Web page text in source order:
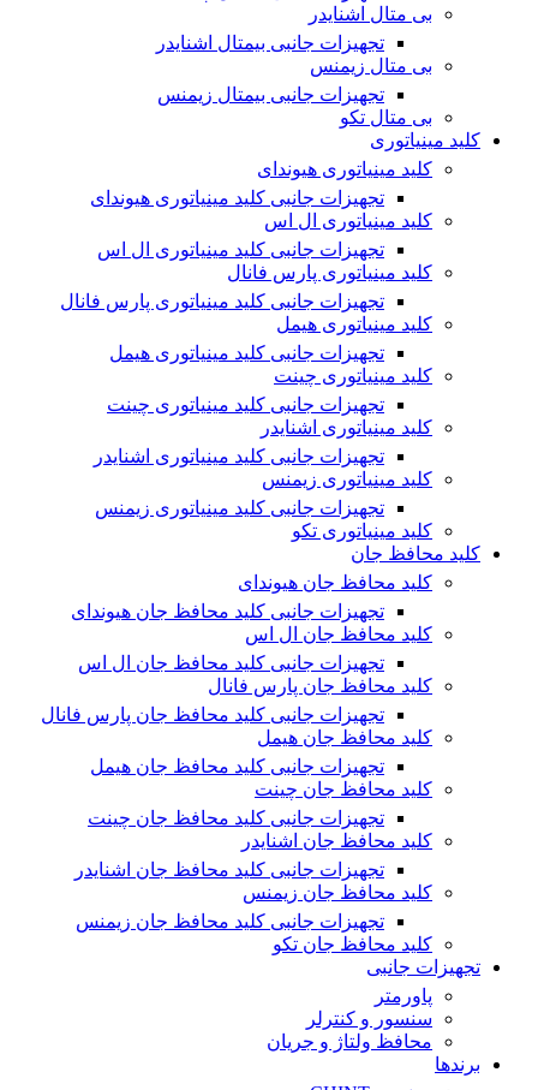
بی متال اشنایدر
تجهیزات جانبی بیمتال اشنایدر
بی متال زیمنس
تجهیزات جانبی بیمتال زیمنس
بی متال تکو
کلید مینیاتوری
کلید مینیاتوری هیوندای
تجهیزات جانبی کلید مینیاتوری هیوندای
کلید مینیاتوری ال اس
تجهیزات جانبی کلید مینیاتوری ال اس
کلید مینیاتوری پارس فانال
تجهیزات جانبی کلید مینیاتوری پارس فانال
کلید مینیاتوری هیمل
تجهیزات جانبی کلید مینیاتوری هیمل
کلید مینیاتوری چینت
تجهیزات جانبی کلید مینیاتوری چینت
کلید مینیاتوری اشنایدر
تجهیزات جانبی کلید مینیاتوری اشنایدر
کلید مینیاتوری زیمنس
تجهیزات جانبی کلید مینیاتوری زیمنس
کلید مینیاتوری تکو
کلید محافظ جان
کلید محافظ جان هیوندای
تجهیزات جانبی کلید محافظ جان هیوندای
کلید محافظ جان ال اس
تجهیزات جانبی کلید محافظ جان ال اس
کلید محافظ جان پارس فانال
تجهیزات جانبی کلید محافظ جان پارس فانال
کلید محافظ جان هیمل
تجهیزات جانبی کلید محافظ جان هیمل
کلید محافظ جان چینت
تجهیزات جانبی کلید محافظ جان چینت
کلید محافظ جان اشنایدر
تجهیزات جانبی کلید محافظ جان اشنایدر
کلید محافظ جان زیمنس
تجهیزات جانبی کلید محافظ جان زیمنس
کلید محافظ جان تکو
تجهیزات جانبی
پاورمتر
سنسور و کنترلر
محافظ ولتاژ و‌ جریان
برندها